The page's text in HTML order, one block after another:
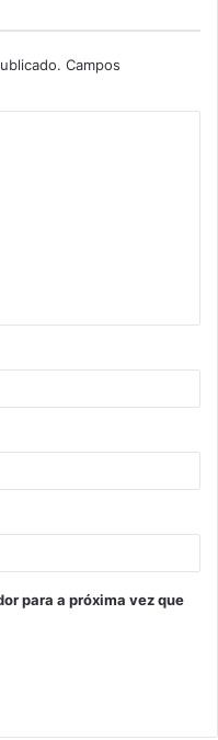
Campos
para a próxima vez que